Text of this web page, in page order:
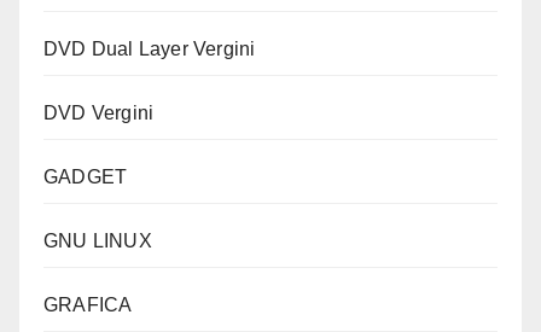
DVD Dual Layer Vergini
DVD Vergini
GADGET
GNU LINUX
GRAFICA